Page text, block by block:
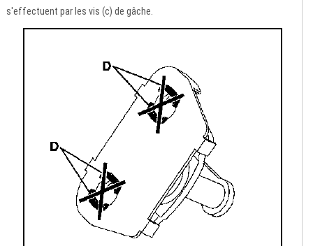
s'effectuent par les vis (c) de gâche.